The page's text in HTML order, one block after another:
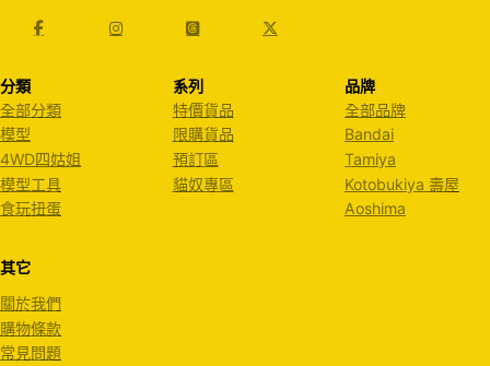
分類
全部分類
模型
4WD四姑姐
模型工具
食玩扭蛋
系列
特價貨品
限購貨品
預訂區
貓奴專區
品牌
全部品牌
Bandai
Tamiya
Kotobukiya 壽屋
Aoshima
其它
關於我們
購物條款
常見問題